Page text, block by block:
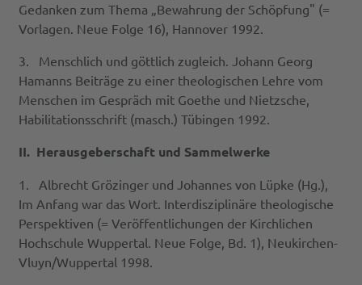
Gedanken zum Thema „Bewahrung der Schöpfung" (=
Vorlagen. Neue Folge 16), Hannover 1992.
3. Menschlich und göttlich zugleich. Johann Georg
Hamanns Beiträge zu einer theologischen Lehre vom
Menschen im Gespräch mit Goethe und Nietzsche,
Habilitationsschrift (masch.) Tübingen 1992.
II. Herausgeberschaft und Sammelwerke
1. Albrecht Grözinger und Johannes von Lüpke (Hg.),
Im Anfang war das Wort. Interdisziplinäre theologische
Perspektiven (= Veröffentlichungen der Kirchlichen
Hochschule Wuppertal. Neue Folge, Bd. 1), Neukirchen-
Vluyn/Wuppertal 1998.